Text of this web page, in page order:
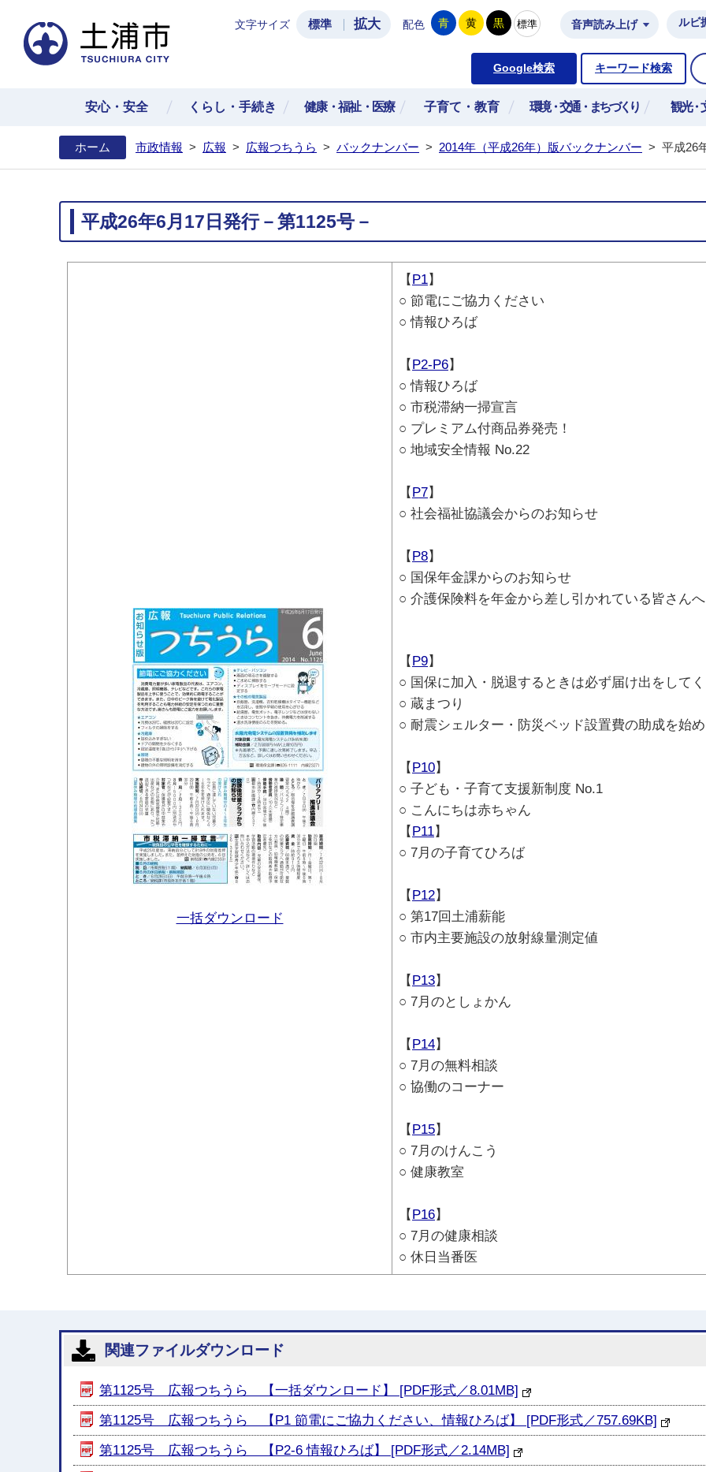
土浦市公式ホームページ
文字サイズ 標準 拡大 配色 青 黄 黒 標準 音声読み上げ ルビ
Google検索 キーワード検索
安心・安全 くらし・手続き 健康・福祉・医療 子育て・教育 環境・交通・まちづくり 観光・
ホーム 市政情報 > 広報 > 広報つちうら > バックナンバー > 2014年（平成26年）版バックナンバー > 平成26
平成26年6月17日発行－第1125号－
一括ダウンロード
【 P1】
○ 節電にご協力ください
○ 情報ひろば
【 P2-P6】
○ 情報ひろば
○ 市税滞納一掃宣言
○ プレミアム付商品券発売！
○ 地域安全情報 No.22
【 P7】
○ 社会福祉協議会からのお知らせ
【 P8】
○ 国保年金課からのお知らせ
○ 介護保険料を年金から差し引かれている皆さんへ
【 P9】
○ 国保に加入・脱退するときは必ず届け出をして
○ 蔵まつり
○ 耐震シェルター・防災ベッド設置費の助成を始
【 P10】
○ 子ども・子育て支援新制度 No.1
○ こんにちは赤ちゃん
【 P11】
○ 7月の子育てひろば
【 P12】
○ 第17回土浦薪能
○ 市内主要施設の放射線量測定値
【 P13】
○ 7月のとしょかん
【 P14】
○ 7月の無料相談
○ 協働のコーナー
【 P15】
○ 7月のけんこう
○ 健康教室
【 P16】
○ 7月の健康相談
○ 休日当番医
関連ファイルダウンロード
第1125号 広報つちうら 【一括ダウンロード】 [PDF形式／8.01MB]
第1125号 広報つちうら 【P1 節電にご協力ください、情報ひろば】 [PDF形式／757.69KB]
第1125号 広報つちうら 【P2-6 情報ひろば】 [PDF形式／2.14MB]